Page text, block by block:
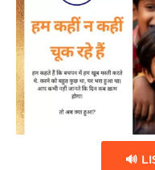
🔊